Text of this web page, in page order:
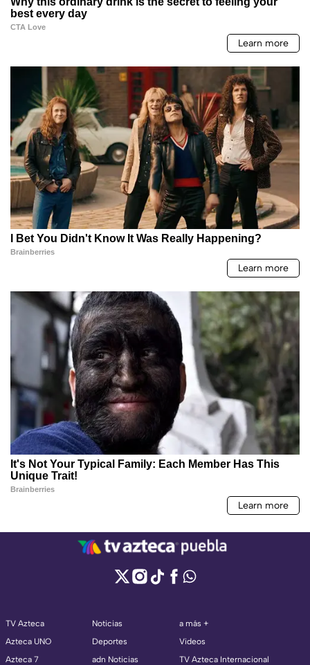
TV Azteca
Azteca UNO
Azteca 7
Noticias
Deportes
adn Noticias
a más +
Videos
TV Azteca Internacional